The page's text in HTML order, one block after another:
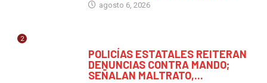
agosto 6, 2026
2
POLICÍAS ESTATALES REITERAN
DENUNCIAS CONTRA MANDO;
SEÑALAN MALTRATO,...